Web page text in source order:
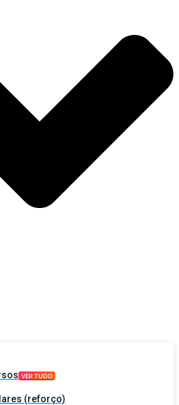
VER TUDO
(reforço)